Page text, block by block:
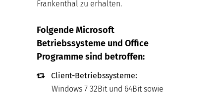
Frankenthal zu erhalten.
Folgende Microsoft
Betriebssysteme und Office
Programme sind betroffen:
Client-Betriebssysteme:
Windows 7 32Bit und 64Bit sowie